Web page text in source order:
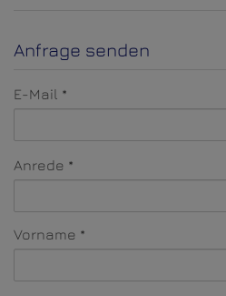
Anfrage senden
E-Mail
Anrede
Vorname